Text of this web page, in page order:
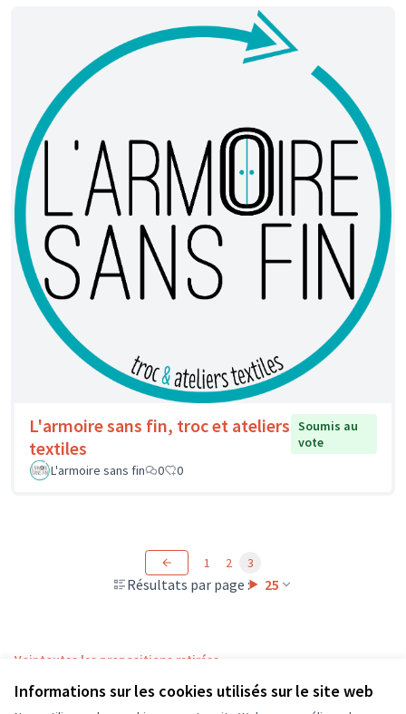
Informations sur les cookies utilisés sur le site web
L'armoire sans fin, troc et ateliers
textiles
Soumis au
vote
L'armoire sans fin
0 0
Résultats par page : 25
1 2 3
Voir toutes les propositions retirées